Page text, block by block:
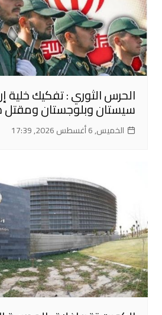
الحرس الثوري : تفكيك خلية
سيستان وبلوجستان ومقتل
الخميس, 6 أغسطس 2026, 17:39